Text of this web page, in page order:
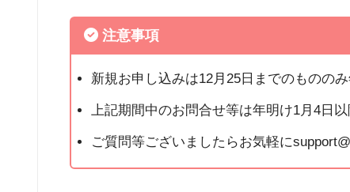
注意事項
新規お申し込みは12月25日までのものの
上記期間中のお問合せ等は年明け1月4日
ご質問等ございましたらお気軽に